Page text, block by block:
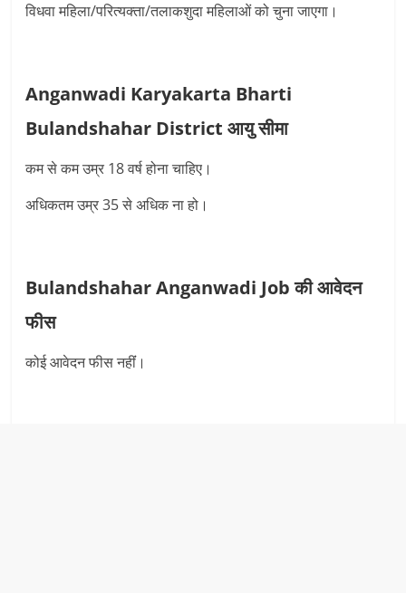
विधवा महिला/परित्यक्ता/तलाकशुदा महिलाओं को चुना जाएगा।
Anganwadi Karyakarta Bharti
Bulandshahar District आयु सीमा
कम से कम उम्र 18 वर्ष होना चाहिए।
अधिकतम उम्र 35 से अधिक ना हो।
Bulandshahar Anganwadi Job कीआवेदन
फीस
कोई आवेदन फीस नहींं।